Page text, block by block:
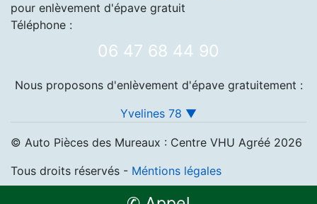
pour enlèvement d'épave gratuit
Téléphone :
06 47 68 44 90
Nous proposons d'enlèvement d'épave gratuitement :
Yvelines 78 ▼
© Auto Pièces des Mureaux : Centre VHU Agréé 2026
Tous droits réservés - Méntions légales